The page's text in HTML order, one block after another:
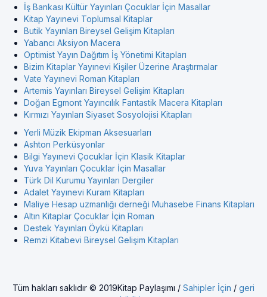
İş Bankası Kültür Yayınları Çocuklar İçin Masallar
Kitap Yayınevi Toplumsal Kitaplar
Butik Yayınları Bireysel Gelişim Kitapları
Yabancı Aksiyon Macera
Optimist Yayın Dağıtım İş Yönetimi Kitapları
Bizim Kitaplar Yayınevi Kişiler Üzerine Araştırmalar
Vate Yayınevi Roman Kitapları
Artemis Yayınları Bireysel Gelişim Kitapları
Doğan Egmont Yayıncılık Fantastik Macera Kitapları
Kırmızı Yayınları Siyaset Sosyolojisi Kitapları
Yerli Müzik Ekipman Aksesuarları
Ashton Perküsyonlar
Bilgi Yayınevi Çocuklar İçin Klasik Kitaplar
Yuva Yayınları Çocuklar İçin Masallar
Türk Dil Kurumu Yayınları Dergiler
Adalet Yayınevi Kuram Kitapları
Maliye Hesap uzmanlığı derneği Muhasebe Finans Kitapları
Altın Kitaplar Çocuklar İçin Roman
Destek Yayınları Öykü Kitapları
Remzi Kitabevi Bireysel Gelişim Kitapları
Tüm hakları saklıdır © 2019Kitap Paylaşımı / Sahipler İçin / geri